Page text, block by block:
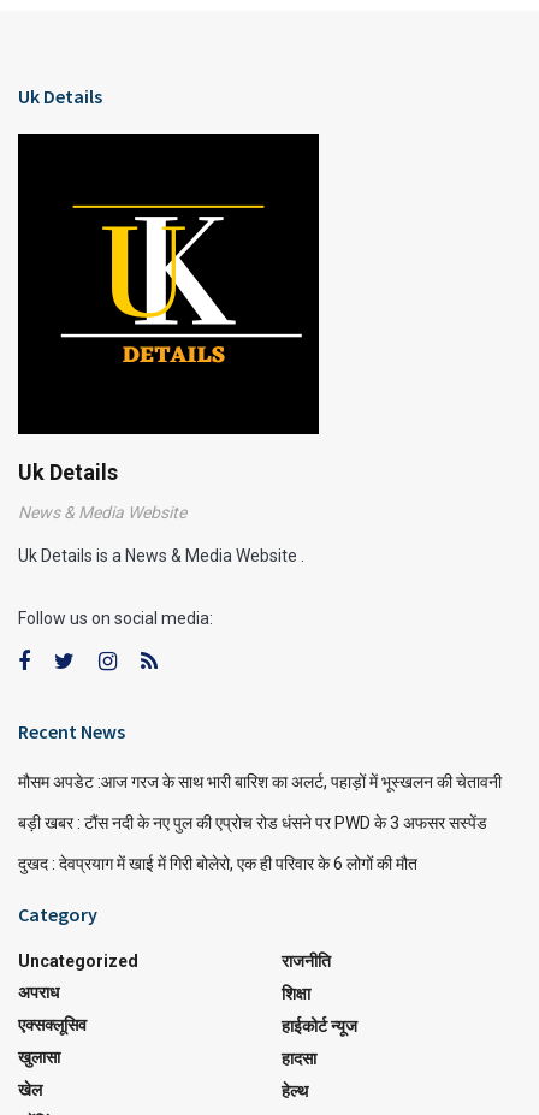
Uk Details
Uk Details
News & Media Website
Uk Details is a News & Media Website .
Follow us on social media:
Recent News
मौसम अपडेट :आज गरज के साथ भारी बारिश का अलर्ट, पहाड़ों में भूस्खलन की चेतावनी
बड़ी खबर : टौंस नदी के नए पुल की एप्रोच रोड धंसने पर PWD के 3 अफसर सस्पेंड
दुखद : देवप्रयाग में खाई में गिरी बोलेरो, एक ही परिवार के 6 लोगों की मौत
Category
Uncategorized
अपराध
एक्सक्लूसिव
खुलासा
खेल
राजनीति
शिक्षा
हाईकोर्ट न्यूज
हादसा
हेल्थ